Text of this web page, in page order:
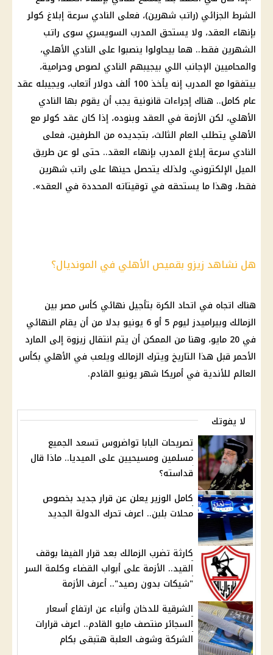
الشرط الجزائي (راتب شهرين)، فعلى النادي سرعة إبلاغ كولر
بإنهاء العقد، ولا يستحق المدرب السويسري سوى راتب
الشهرين فقط.. هما بيحاولوا ينصبوا على النادي الأهلي،
والمحاميين الإجانب اللي بيجيبهم النادي لصوص وحرامية،
بيتفقوا مع المدرب إنه يأخذ 100 ألف
دولارأتعاب، ويجيبله عقد
عام كامل.. هناك إجراءات قانونية يجب أن يقوم بها النادي
الأهلي، لكن الأزمة في العقد وبنوده، إذا كان عقد كولرمع
الأهلي يتطلب العام الثالث، بتجديده من الطرفين، فعلى
النادي سرعة إبلاغ المدرب بإنهاء العقد.. حتى لو عن طريق
الميل الإلكتروني، ولذلك يتحصل حينها على راتب شهرين
فقط، وهذا ما يستحقه في توقيتاته المحددة في العقد».
هل نشاهد زيزو بقميص الأهلي في المونديال؟
هناك اتجاه في اتحاد الكرة بتأجيل نهائي كأس مصر بين
الزمالك
وبيراميدز ليوم 5 أو 6 يونيو بدلا من أن يقام النهائي
في 20 مايو، وهنا من الممكن أن يتم انتقال زيزوة إلى المارد
الأحمر قبل هذا التاريخ ويترك الزمالك ويلعب في الأهلي بكأس
العالم للأندية في أمريكا شهر يونيو القادم.
لا يفوتك
تصريحات البابا تواضروس تسعد الجميع
مسلمين ومسيحيين على الميديا.. ماذا قال
قداسته؟
كامل الوزير يعلن عن قرار جديد بخصوص
محلات بلبن.. اعرف تحرك الدولة الجديد
كارثة تضرب الزمالك بعد قرار الفيفا بوقف
القيد.. الأزمة على أبواب القضاء وكلمة السر
"شيكات بدون رصيد".. أعرف الأزمة
الشرقية للدخان وأنباء عن ارتفاع أسعار
السجائر منتصف مايو القادم.. اعرف قرارات
الشركة وشوف العلبة هتبقى بكام